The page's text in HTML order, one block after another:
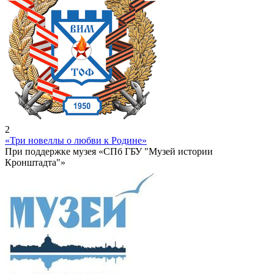
2
«Три новеллы о любви к Родине»
При поддержке музея «СПб ГБУ "Музей истории
Кронштадта"»